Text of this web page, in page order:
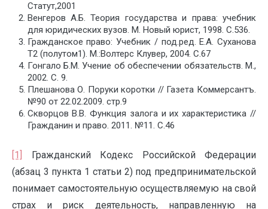
Статут,2001
Венгеров А.Б. Теория государства и права: учебник
для юридических вузов. М. Новый юрист, 1998. С.536.
Гражданское право: Учебник / под.ред. Е.А. Суханова
Т2 (полутом1). М.:Волтерс Клувер, 2004. С.67
Гонгало Б.М. Учение об обеспечении обязательств. М.,
2002. С. 9.
Плешанова О. Поруки коротки // Газета Коммерсантъ.
№90 от 22.02.2009. стр.9
Скворцов В.В. Функция залога и их характеристика //
Гражданин и право. 2011. №11. С.46
[1]
Гражданский Кодекс Российской Федерации
(абзац 3 пункта 1 статьи 2) под предпринимательской
понимает самостоятельную осуществляемую на свой
страх и риск деятельность, направленную на